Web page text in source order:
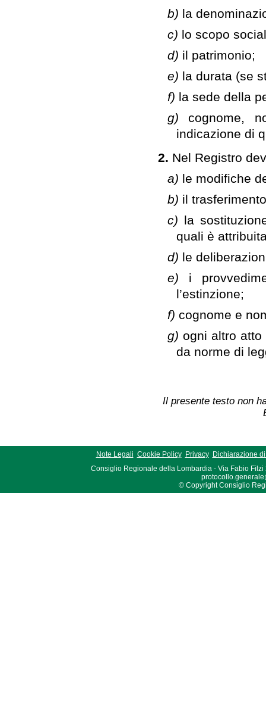
b) la
c) lo scopo
d) il patrimonio;
e) la durata (se
f) la sede della
g)cognome,
indicazione di
2. Nel Registro
a) le modifiche
b) il
c) la
quali è
d) le
e) i
l’estinzione;
f) cognome e
g) ogni altro
da norme di
Il presente testo non
Note Legali Cookie Policy Privacy
Dichiarazione
Consiglio Regionale della Lombardia - Via Fabio Filzi
© Copyright Consiglio